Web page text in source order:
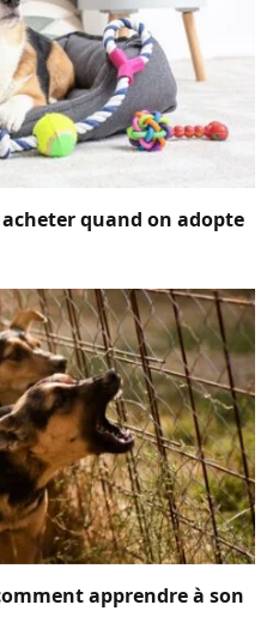
acheter quand on adopte
apprendre à son